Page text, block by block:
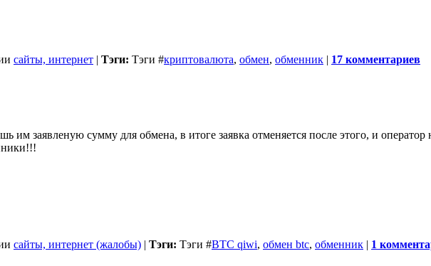
сайты, интернет | Тэги: Тэги #криптовалюта, обмен, обменник | 17 комментариев
им заявленую сумму для обмена, в итоге заявка отменяется после этого, и
сайты, интернет (жалобы) | Тэги: Тэги #BTC qiwi, обмен btc, обменник | 1